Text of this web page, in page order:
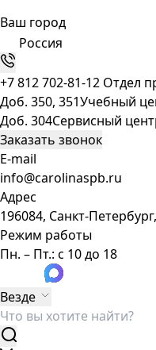
Ваш город
Россия
+7 812 702-81-12 Отдел
Доб. 350, 351Учебный
Доб. 304Сервисный
Заказать звонок
E-mail
info@carolinaspb.ru
Адрес
196084, Санкт-
Режим работы
Пн. – Пт.: с 10 до 18
Везде